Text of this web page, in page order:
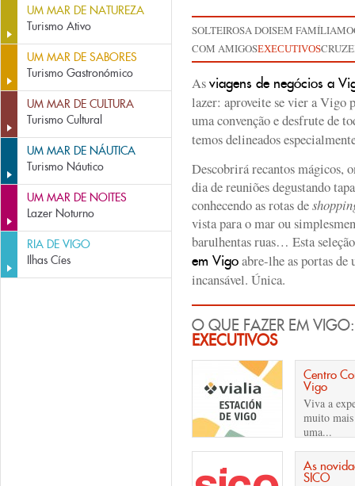
UM MAR DE NATUREZA
Turismo Ativo
UM MAR DE SABORES
Turismo Gastronómico
UM MAR DE CULTURA
Turismo Cultural
UM MAR DE NÁUTICA
Turismo Náutico
UM MAR DE NOITES
Lazer Noturno
RIA DE VIGO
Ilhas Cíes
SOLTEIROSA DOISEM FAMÍLIA
COM AMIGOSEXECUTIVOS
Asviagens de negócios a
lazer: aproveite se vier a Vigo
uma convenção e desfrute de
temos delineados
Descobrirá recantos mágicos,
dia de reuniões degustando
conhecendo as rotas de
vista para o mar ou
barulhentas ruas… Esta
em Vigoabre-lhe as portas
incansável. Única.
O QUE FAZER EM
EXECUTIVOS
Centro
Vigo
Viva a
muito
uma...
As
SICO